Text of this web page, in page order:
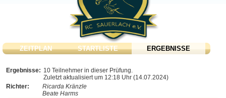
ZEITPLAN STARTLISTE ERGEBNISSE
Ergebnisse: 10 Teilnehmer in dieser Prüfung.
Zuletzt aktualisiert um 12:18 Uhr (14.07.2024)
Richter:
Ricarda Kränzle
Beate Harms